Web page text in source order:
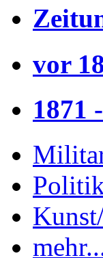
vor
1871